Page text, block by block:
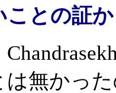
ことの証か
は無かっ